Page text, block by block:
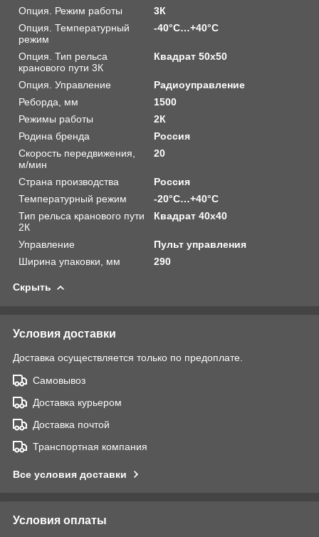
Опция. Режим работы
3К
Опция. Температурный
режим
-40°C…+40°C
Опция. Тип рельса
кранового пути 3К
Квадрат 50х50
Опция. Управление
Радиоуправление
Реборда, мм
1500
Режимы работы
2К
Родина бренда
Россия
Скорость передвижения,
м/мин
20
Страна производства
Россия
Температурный режим
-20°C…+40°C
Тип рельса кранового пути
2К
Квадрат 40х40
Управление
Пульт управления
Ширина упаковки, мм
290
Скрыть
Условия доставки
Доставка осуществляется только по предоплате.
Самовывоз
Доставка курьером
Доставка почтой
Транспортная компания
Все условия доставки
Условия оплаты